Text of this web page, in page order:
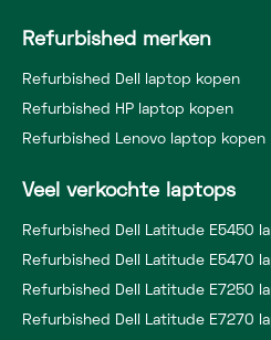
Refurbished merken
Refurbished Dell laptop kopen
Refurbished HP laptop kopen
Refurbished Lenovo laptop kopen
Veel verkochte laptops
Refurbished Dell Latitude E5450
Refurbished Dell Latitude E5470
Refurbished Dell Latitude E7250
Refurbished Dell Latitude E7270